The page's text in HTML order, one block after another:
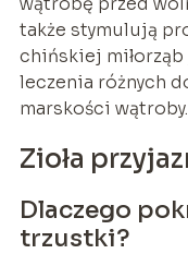
także stymulują
chińskiej
leczenia różnych
marskości wątroby.
Zioła
Dlaczego
trzustki?